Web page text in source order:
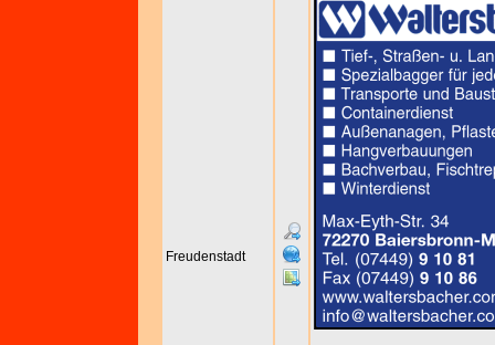
Freudenstadt